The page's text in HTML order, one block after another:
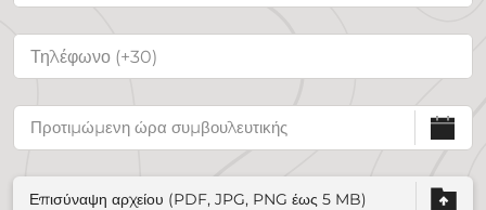
Επισύναψη αρχείου (PDF, JPG, PNG έως 5 MB)